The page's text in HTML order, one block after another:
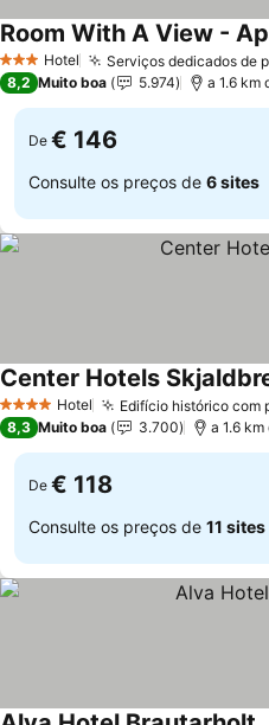
3 EstrelasHotel Serviços dedicados de
Room With A View -
8,2 Muito boa 5.974 a 1.6 km
De € 146
Consulte os preços de 6 sites
4 EstrelasHotel Edifício histórico com
Center Hotels
8,3 Muito boa 3.700 a 1.6
De € 118
Consulte os preços de 11 sites